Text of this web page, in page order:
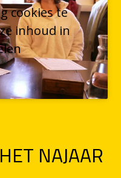
cookies te
inhoud in
NAJAAR